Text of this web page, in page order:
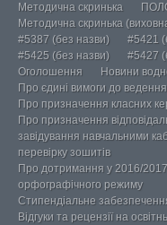
Методична скринька
Методична скринька
#5387 (без назви)
#5421
#5425 (без назви)
#5427
Оголошення
Новини
Про єдині вимоги до
Про призначення класних
Про призначення
завідування навчальними
перевірку зошитів
Про дотримання у 2016/
орфографічного режиму
Стипендіальне
Відгуки та рецензії на